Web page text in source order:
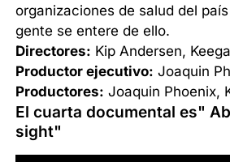
organizaciones de salud del
gente se entere de ello.
Directores: Kip Andersen,
Productor ejecutivo: Joaquin
Productores: Joaquin Phoenix,
El cuarta documental es"
sight"